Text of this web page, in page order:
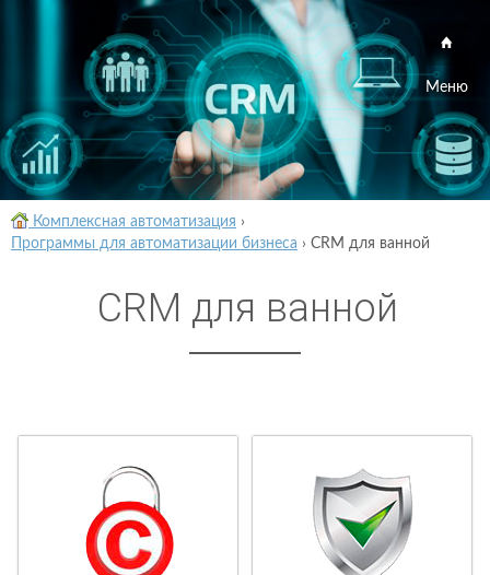
Меню
Комплексная автоматизация ›
Программы для автоматизации бизнеса › CRM для ванной
CRM для ванной